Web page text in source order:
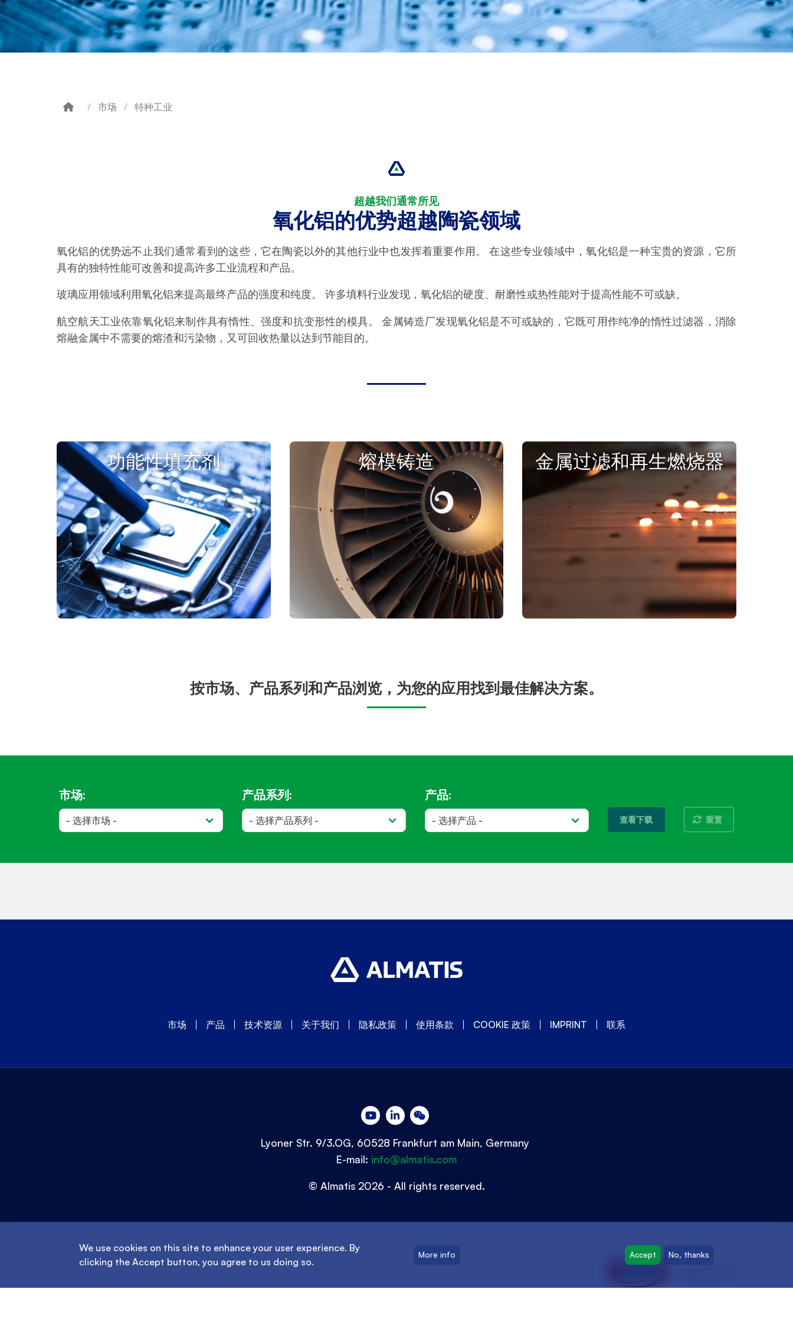
Breadcrumb
市场 特种工业
超越我们通常所见
氧化铝的优势超越陶瓷领域
氧化铝的优势远不止我们通常看到的这些，它在陶瓷以外的其他行业中也发挥着重要作用。 在这些专业领域中，氧化铝是一种宝贵的资源，它所
具有的独特性能可改善和提高许多工业流程和产品。
玻璃应用领域利用氧化铝来提高最终产品的强度和纯度。 许多填料行业发现，氧化铝的硬度、耐磨性或热性能对于提高性能不可或缺。
航空航天工业依靠氧化铝来制作具有惰性、强度和抗变形性的模具。 金属铸造厂发现氧化铝是不可或缺的，它既可用作纯净的惰性过滤器，消除
熔融金属中不需要的熔渣和污染物，又可回收热量以达到节能目的。
功能性填充剂
氧化铝填料：在电子产品、涂料和复合材
料中的卓越性能。
熔模铸造
用于航空航天和国防铝熔模铸造的精度、
强度和热控制。
金属过滤和再生燃烧器
在过滤和燃烧器中使用高级氧化铝，优化
铝纯度和能效。
按市场、产品系列和产品浏览，为您的应用找到最佳解决方案。
市场: 产品系列: 产品:
查看下载 重置
市场 产品 技术资源 关于我们 隐私政策 使用条款 COOKIE 政策 IMPRINT 联系
Lyoner Str. 9/3.OG, 60528 Frankfurt am Main, Germany
E-mail: info@almatis.com
© Almatis 2026 - All rights reserved.
We use cookies on this site to enhance your user experience. By
clicking the Accept button, you agree to us doing so.
More info Accept No, thanks